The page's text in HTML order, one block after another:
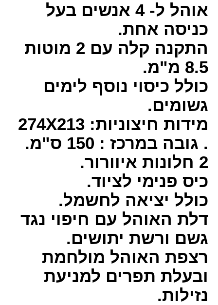
אוהל ל- 4 אנשים בעל
כניסה אחת.
התקנה קלה עם 2 מוטות
8.5 מ"מ.
כולל כיסוי נוסף לימים
גשומים.
מידות חיצוניות: 274X213
. גובה במרכז : 150 ס"מ.
2 חלונות איוורור.
כיס פנימי לציוד.
כולל יציאה לחשמל.
דלת האוהל עם חיפוי נגד
גשם ורשת יתושים.
רצפת האוהל מולחמת
ובעלת תפרים למניעת
נזילות.